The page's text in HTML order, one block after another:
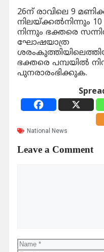
26ന് രാവിലെ 9
നിലയ്ക്കൽനിന്നും
നിന്നും ഭക്തരെ
ഘോഷയാത്ര
ഭക്തരെ പമ്പയിൽ
പുനരാരംഭിക്കുക.
National News
Leave a Comment